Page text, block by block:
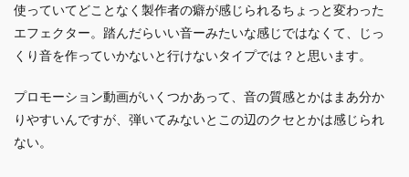
使っていてどことなく製作者の癖が感じられるちょっと変わった
エフェクター。踏んだらいい音ーみたいな感じではなくて、じっ
くり音を作っていかないと行けないタイプでは？と思います。
プロモーション動画がいくつかあって、音の質感とかはまあ分か
りやすいんですが、弾いてみないとこの辺のクセとかは感じられ
ない。